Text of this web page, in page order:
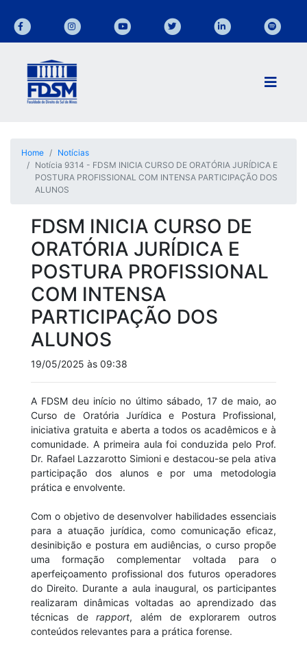
Home
Notícias
Notícia 9314 - FDSM INICIA CURSO DE ORATÓRIA JURÍDICA E
POSTURA PROFISSIONAL COM INTENSA PARTICIPAÇÃO DOS
ALUNOS
FDSM INICIA CURSO DE
ORATÓRIA JURÍDICA E
POSTURA PROFISSIONAL
COM INTENSA
PARTICIPAÇÃO DOS
ALUNOS
19/05/2025 às 09:38
A FDSM deu início no último sábado, 17 de maio, ao
Curso de Oratória Jurídica e Postura Profissional,
iniciativa gratuita e aberta a todos os acadêmicos e à
comunidade. A primeira aula foi conduzida pelo Prof.
Dr. Rafael Lazzarotto Simioni e destacou-se pela ativa
participação dos alunos e por uma metodologia
prática e envolvente.
Com o objetivo de desenvolver habilidades essenciais
para a atuação jurídica, como comunicação eficaz,
desinibição e postura em audiências, o curso propõe
uma formação complementar voltada para o
aperfeiçoamento profissional dos futuros operadores
do Direito. Durante a aula inaugural, os participantes
realizaram dinâmicas voltadas ao aprendizado das
técnicas derapport, além de explorarem outros
conteúdos relevantes para a prática forense.